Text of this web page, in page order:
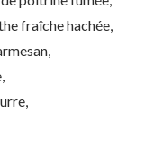
fraîche hachée,